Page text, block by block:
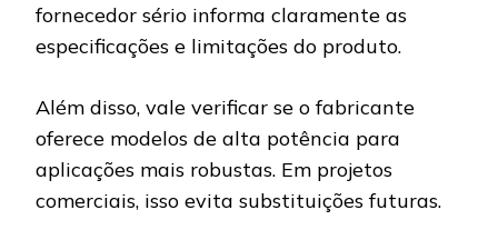
fornecedor sério informa claramente as
especificações e limitações do produto.
Além disso, vale verificar se o fabricante
oferece modelos de alta potência para
aplicações mais robustas. Em projetos
comerciais, isso evita substituições futuras.